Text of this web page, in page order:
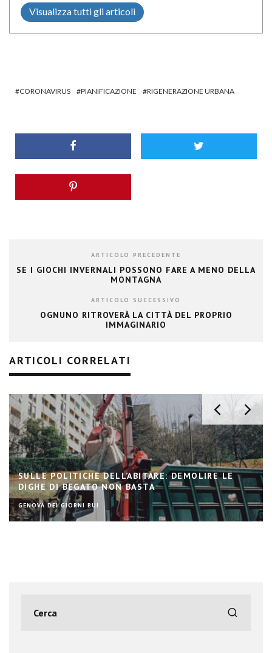
Visualizza tutti gli articoli
CORONAVIRUS PIANIFICAZIONE RIGENERAZIONE URBANA
ARTICOLO PRECEDENTE
SE I GIOCHI INVERNALI POSSONO FARE A MENO DELLA
MONTAGNA
ARTICOLO SUCCESSIVO
OGNUNO RITROVERÀ LA CITTÀ DEL PROPRIO
IMMAGINARIO
ARTICOLI CORRELATI
EVENTI SPORTIVI, IMPIANTI E CITTÀ: UN
RAPPORTO COMPLESSO
STADI E ARENE, SFIDE PER LA CITTÀ